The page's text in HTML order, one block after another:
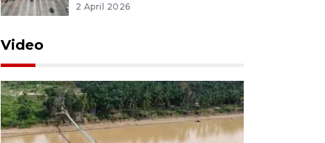
2 April 2026
Video